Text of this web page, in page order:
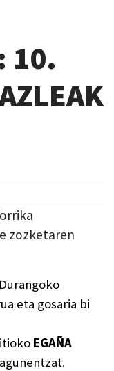
10.
zozketaren
Durangoko
eta gosaria bi
EGAÑA